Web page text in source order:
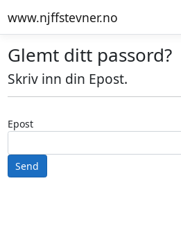
www.njffstevner.no
Glemt ditt passord?
Skriv inn din Epost.
Epost
Send